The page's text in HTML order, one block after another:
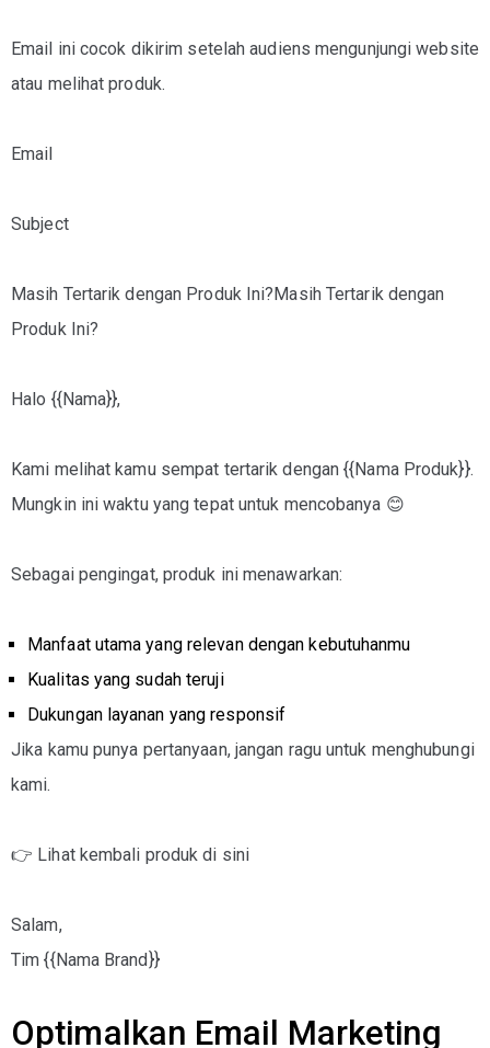
Email ini cocok dikirim setelah audiens mengunjungi website
atau melihat produk.
Email
Subject
Masih Tertarik dengan Produk Ini?Masih Tertarik dengan
Produk Ini?
Halo {{Nama}},
Kami melihat kamu sempat tertarik dengan {{Nama Produk}}.
Mungkin ini waktu yang tepat untuk mencobanya 😊
Sebagai pengingat, produk ini menawarkan:
Manfaat utama yang relevan dengan kebutuhanmu
Kualitas yang sudah teruji
Dukungan layanan yang responsif
Jika kamu punya pertanyaan, jangan ragu untuk menghubungi
kami.
👉 Lihat kembali produk di sini
Salam,
Tim {{Nama Brand}}
Optimalkan Email Marketing